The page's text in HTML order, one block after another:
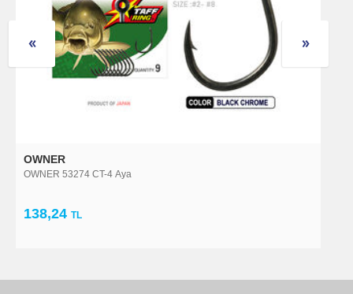
OWNER
OWNER 53274 CT-4 Aya
138,24 TL